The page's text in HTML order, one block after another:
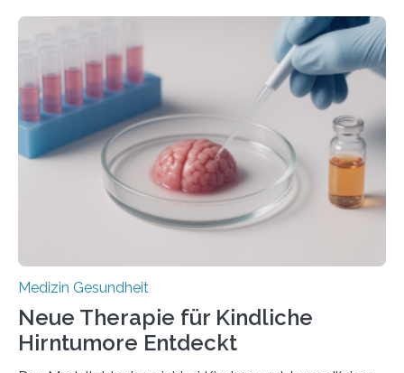
im Journal Circulation, warum der Energietransport bei
der Hypertrophen Kardiomyopathie (HCM) versagen
kann und wie sich durch eine Verringerung der
Herzbelastung und des oxidativen Stresses
Rhythmusstörungen reduzieren lassen. Würzburg. Die
hypertrophe Kardiomyopathie (HCM) ist die häufigste
erblich bedingte Herzerkrankung. Sie führt dazu, dass
sich die linke Herzkammer verdickt, der Herzmuskel zu
stark kontrahiert…
Medizin Gesundheit
Neue Therapie für Kindliche
Hirntumore Entdeckt